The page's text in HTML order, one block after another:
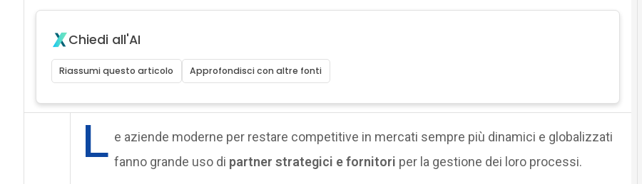
Chiedi all'AI
Riassumi questo articolo Approfondisci con altre fonti
L e aziende moderne per restare competitive in mercati sempre più dinamici e globalizzati
fanno grande uso di partner strategici e fornitori per la gestione dei loro processi.